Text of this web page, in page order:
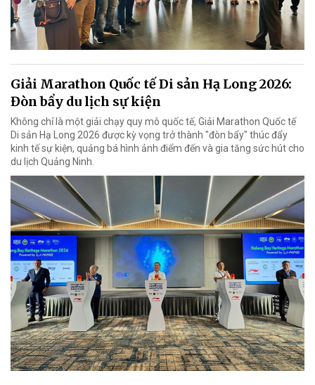
Giải Marathon Quốc tế Di sản Hạ Long 2026:
Đòn bẩy du lịch sự kiện
Không chỉ là một giải chạy quy mô quốc tế, Giải Marathon Quốc tế
Di sản Hạ Long 2026 được kỳ vọng trở thành "đòn bẩy" thúc đẩy
kinh tế sự kiện, quảng bá hình ảnh điểm đến và gia tăng sức hút cho
du lịch Quảng Ninh.